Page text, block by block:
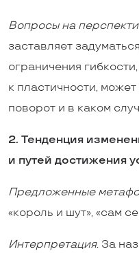
Вопросы на
заставляет
ограничения
к пластичности,
поворот и в каком
2. Тенденция
и путей достижения
Предложенные
«король и шут», «сам
Интерпретация. За